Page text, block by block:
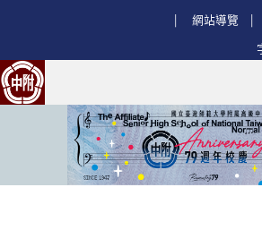
網站導覽
附中校歌 - 回師大附中首
:::